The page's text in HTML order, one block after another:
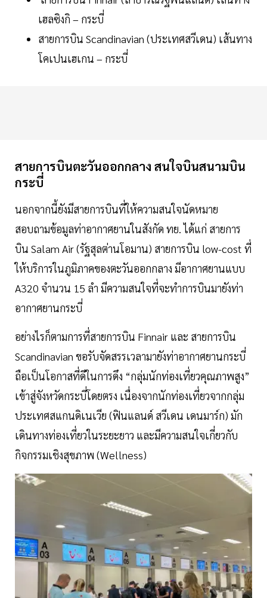
เฮลซิงกิ – กระบี่
สายการบิน Scandinavian (ประเทศสวีเดน) เส้นทาง
โคเปนเฮเกน – กระบี่
สายการบินตะวันออกกลาง สนใจบินสนามบิน
กระบี่
นอกจากนี้ยังมีสายการบินที่ให้ความสนใจนัดหมาย
สอบถามข้อมูลท่าอากาศยานในสังกัด ทย. ได้แก่ สายการ
บิน Salam Air (รัฐสุลต่านโอมาน) สายการบิน low-cost ที่
ให้บริการในภูมิภาคของตะวันออกกลาง มีอากาศยานแบบ
A320 จำนวน 15 ลำ มีความสนใจที่จะทำการบินมายังท่า
อากาศยานกระบี่
อย่างไรก็ตามการที่สายการบิน Finnair และ สายการบิน
Scandinavian ขอรับจัดสรรเวลามายังท่าอากาศยานกระบี่
ถือเป็นโอกาสที่ดีในการดึง “กลุ่มนักท่องเที่ยวคุณภาพสูง”
เข้าสู่จังหวัดกระบี่โดยตรง เนื่องจากนักท่องเที่ยวจากกลุ่ม
ประเทศสแกนดิเนเวีย (ฟินแลนด์ สวีเดน เดนมาร์ก) มัก
เดินทางท่องเที่ยวในระยะยาว และมีความสนใจเกี่ยวกับ
กิจกรรมเชิงสุขภาพ (Wellness)